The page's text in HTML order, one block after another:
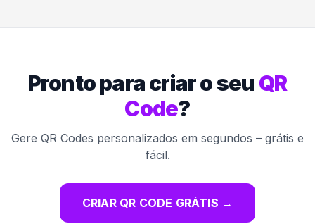
Pronto para criar o seu QR
Code?
Gere QR Codes personalizados em segundos – grátis e
fácil.
CRIAR QR CODE GRÁTIS →